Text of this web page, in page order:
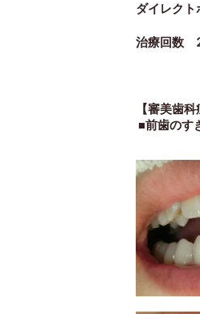
ダイレク
治療回数
【審美歯
■前歯のす